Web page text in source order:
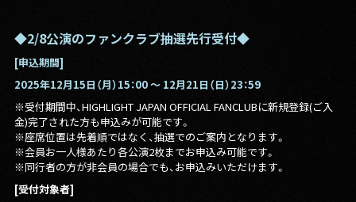
◆2/8公演のファンクラブ抽選先行受付◆
[申込期間]
2025年12月15日（月）15：00 〜 12月21日（日）23：59
※受付期間中、HIGHLIGHT JAPAN OFFICIAL FANCLUBに新規登録(ご入
金)完了された方も申込みが可能です。
※座席位置は先着順ではなく、抽選でのご案内となります。
※会員お一人様あたり各公演2枚までお申込み可能です。
※同行者の方が非会員の場合でも、お申込みいただけます。
[受付対象者]